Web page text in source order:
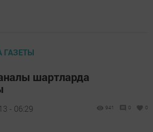
ГАЗЕТЫ
шартларда
- 06:29 941 0 0